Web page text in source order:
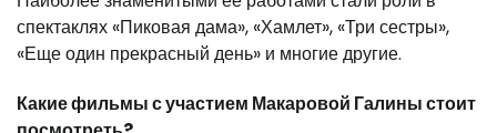
спектаклях «Пиковая дама», «Хамлет», «Три сестры»,
«Еще один прекрасный день» и многие другие.
Какие фильмы с участием Макаровой Галины стоит